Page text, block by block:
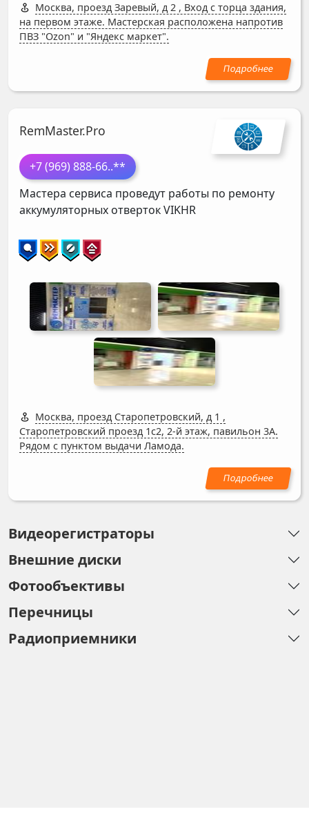
Москва, проезд Заревый, д 2 , Вход с торца здания,
на первом этаже. Мастерская расположена напротив
ПВЗ "Ozon" и "Яндекс маркет".
RemMaster.Pro
+7 (969) 888-66..**
Мастера сервиса проведут работы по ремонту
аккумуляторных отвертокVIKHR
Москва, проезд Старопетровский, д 1 ,
Старопетровский проезд 1с2, 2-й этаж, павильон 3А.
Рядом с пунктом выдачи Ламода.
Видеорегистраторы
Внешние диски
Фотообъективы
Перечницы
Радиоприемники